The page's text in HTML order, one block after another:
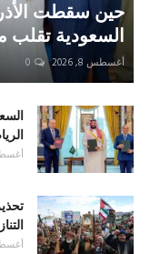
حين سقطت
السعودية تقلب
أغسطس 8, 2026 0
أغسطس
أغسطس